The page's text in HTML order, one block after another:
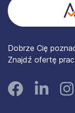
Dobrze Cię
Znajdź ofertę
FacebookLinked In